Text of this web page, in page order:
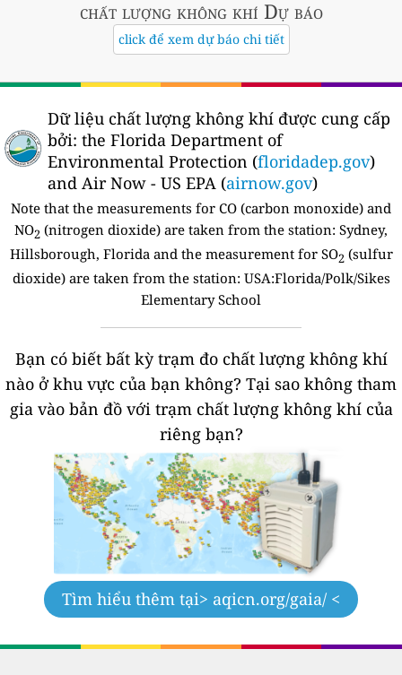
chất lượng không khí Dự báo
click để xem dự báo chi tiết
Dữ liệu chất lượng không khí được cung cấp
bởi: the Florida Department of
Environmental Protection (floridadep.gov)
and Air Now - US EPA (airnow.gov)
Note that the measurements for CO (carbon monoxide) and
NO2 (nitrogen dioxide) are taken from the station: Sydney,
Hillsborough, Florida and the measurement for SO2 (sulfur
dioxide) are taken from the station: USA:Florida/Polk/Sikes
Elementary School
Bạn có biết bất kỳ trạm đo chất lượng không khí
nào ở khu vực của bạn không? Tại sao không tham
gia vào bản đồ với trạm chất lượng không khí của
riêng bạn?
Tìm hiểu thêm tại> aqicn.org/gaia/ <